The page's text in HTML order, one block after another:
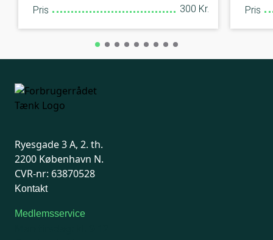
Pris 300 Kr. Pris
Ryesgade 3 A, 2. th.
2200 København N.
CVR-nr: 63870528
Kontakt
Medlemsservice